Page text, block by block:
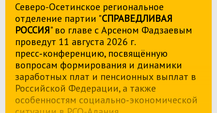
Северо-Осетинское региональное
отделение партии "СПРАВЕДЛИВАЯ
РОССИЯ" во главе с Арсеном Фадзаевым
проведут 11 августа 2026 г.
пресс‑конференцию, посвящённую
вопросам формирования и динамики
заработных плат и пенсионных выплат в
Российской Федерации, а также
особенностям социально‑экономической